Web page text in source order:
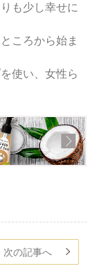
も少し幸せに
ころから始ま
使い、女性ら
次の記事へ